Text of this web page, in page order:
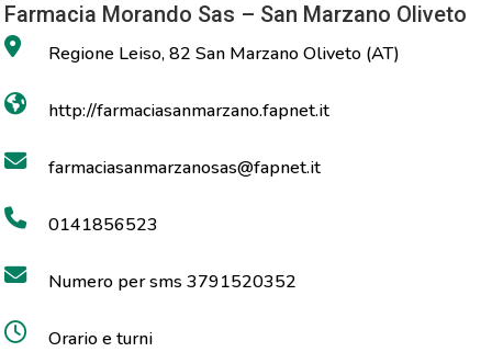
Farmacia Morando Sas – San Marzano Oliveto
Regione Leiso, 82 San Marzano Oliveto (AT)
http://farmaciasanmarzano.fapnet.it
farmaciasanmarzanosas@fapnet.it
0141856523
Numero per sms 3791520352
Orario e turni